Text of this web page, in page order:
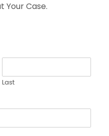
Your Case.
Last